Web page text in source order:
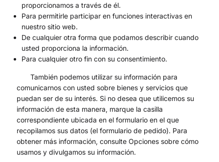
proporcionamos a través de él.
Para permitirle participar en funciones interactivas en
nuestro sitio web.
De cualquier otra forma que podamos describir cuando
usted proporciona la información.
Para cualquier otro fin con su consentimiento.
También podemos utilizar su información para
comunicarnos con usted sobre bienes y servicios que
puedan ser de su interés. Si no desea que utilicemos su
información de esta manera, marque la casilla
correspondiente ubicada en el formulario en el que
recopilamos sus datos (el formulario de pedido). Para
obtener más información, consulte Opciones sobre cómo
usamos y divulgamos su información.